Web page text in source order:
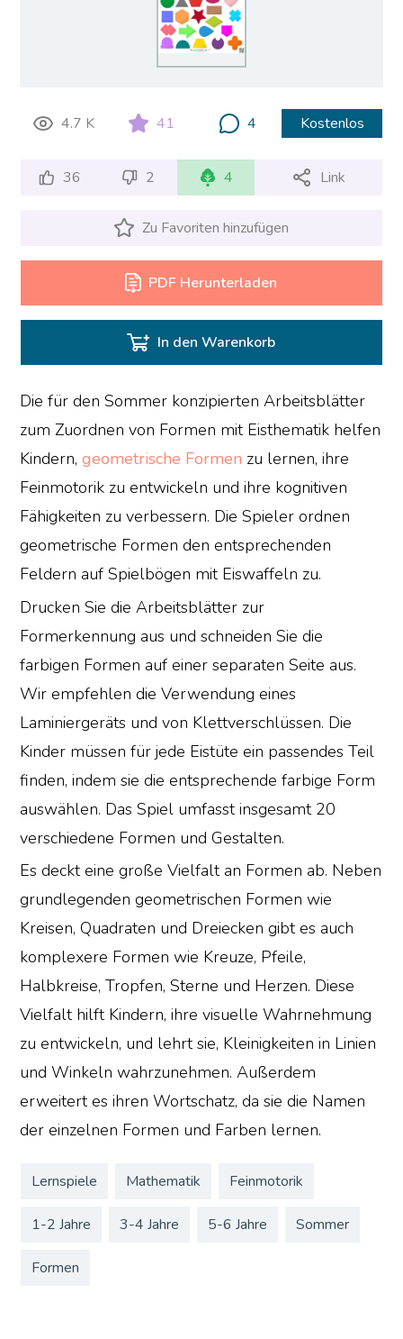
4.7 K 41 4 Kostenlos
36 2 4 Link
Zu Favoriten hinzufügen
PDF Herunterladen
In den Warenkorb
Die für den Sommer konzipierten Arbeitsblätter
zum Zuordnen von Formen mit Eisthematik helfen
Kindern,geometrische Formen zu lernen, ihre
Feinmotorik zu entwickeln und ihre kognitiven
Fähigkeiten zu verbessern. Die Spieler ordnen
geometrische Formen den entsprechenden
Feldern auf Spielbögen mit Eiswaffeln zu.
Drucken Sie die Arbeitsblätter zur
Formerkennung aus und schneiden Sie die
farbigen Formen auf einer separaten Seite aus.
Wir empfehlen die Verwendung eines
Laminiergeräts und von Klettverschlüssen. Die
Kinder müssen für jede Eistüte ein passendes Teil
finden, indem sie die entsprechende farbige Form
auswählen. Das Spiel umfasst insgesamt 20
verschiedene Formen und Gestalten.
Es deckt eine große Vielfalt an Formen ab. Neben
grundlegenden geometrischen Formen wie
Kreisen, Quadraten und Dreiecken gibt es auch
komplexere Formen wie Kreuze, Pfeile,
Halbkreise, Tropfen, Sterne und Herzen. Diese
Vielfalt hilft Kindern, ihre visuelle Wahrnehmung
zu entwickeln, und lehrt sie, Kleinigkeiten in Linien
und Winkeln wahrzunehmen. Außerdem
erweitert es ihren Wortschatz, da sie die Namen
der einzelnen Formen und Farben lernen.
Lernspiele Mathematik Feinmotorik
1-2 Jahre 3-4 Jahre 5-6 Jahre Sommer
Formen